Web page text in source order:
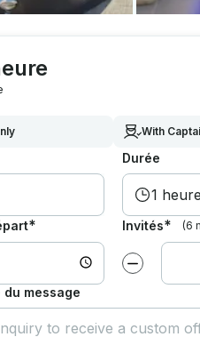
With
Durée
1 heure
* Invités* (6
Diminuer la
message